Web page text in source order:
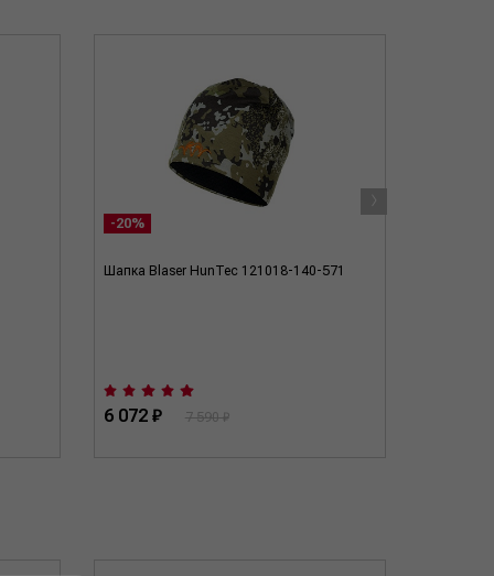
-20%
Шапка Blaser HunTec 121018-140-571
6 072 ₽ 7 590 ₽
›